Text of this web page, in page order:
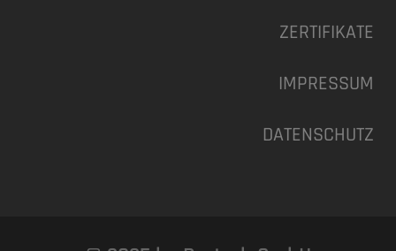
ZERTIFIKATE
IMPRESSUM
DATENSCHUTZ